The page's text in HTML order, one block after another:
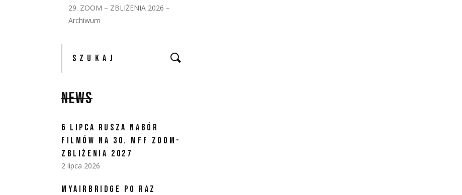
29. ZOOM – ZBLIŻENIA 2026 –
Archiwum
NEWS
6 LIPCA RUSZA NABÓR
FILMÓW NA 30. MFF ZOOM-
ZBLIŻENIA 2027
2 lipca 2026
MYAIRBRIDGE PO RAZ